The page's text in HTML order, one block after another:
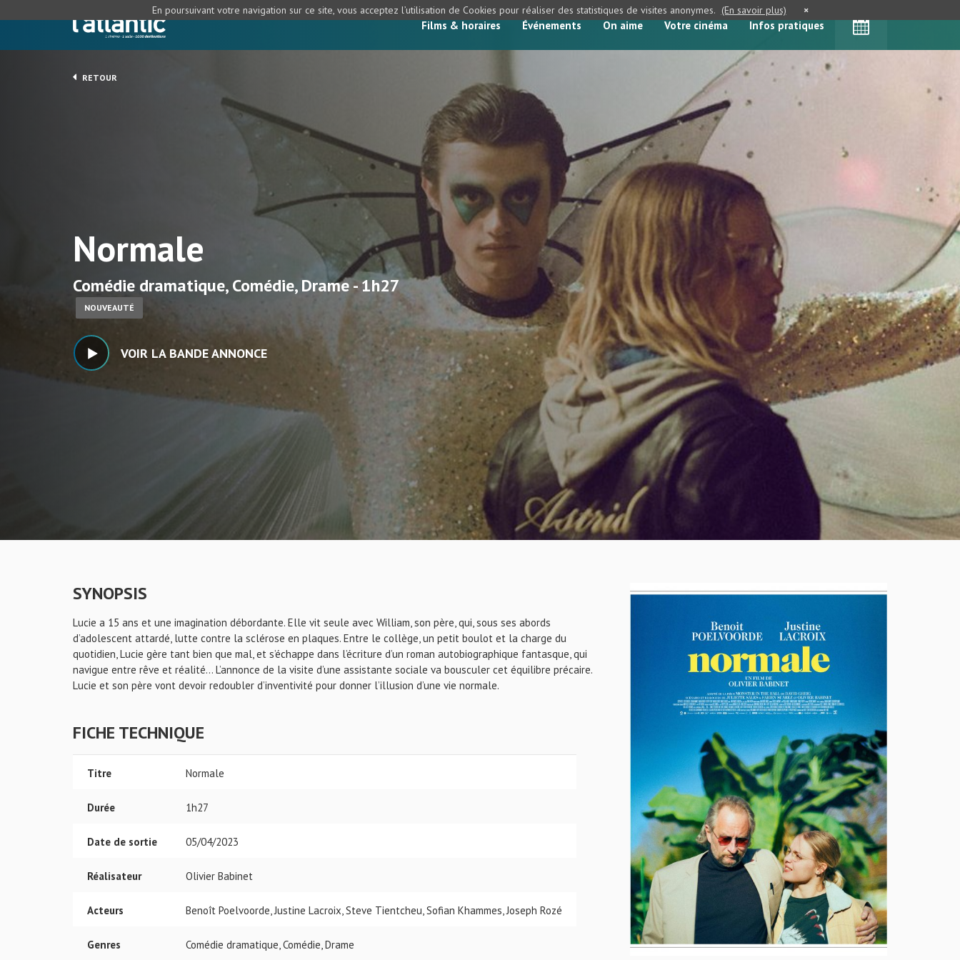
Films & horaires Événements On aime Votre cinéma Infos pratiques
RETOUR
Normale
Comédie dramatique, Comédie, Drame - 1h27
NOUVEAUTÉ
VOIR LA BANDE ANNONCE
SYNOPSIS
Lucie a 15 ans et une imagination débordante. Elle vit seule avec William, son père, qui, sous ses abords
d’adolescent attardé, lutte contre la sclérose en plaques. Entre le collège, un petit boulot et la charge du
quotidien, Lucie gère tant bien que mal, et s’échappe dans l’écriture d’un roman autobiographique fantasque, qui
navigue entre rêve et réalité… L’annonce de la visite d’une assistante sociale va bousculer cet équilibre précaire.
Lucie et son père vont devoir redoubler d’inventivité pour donner l’illusion d’une vie normale.
FICHE TECHNIQUE
Titre Normale
Durée 1h27
Date de sortie 05/04/2023
Réalisateur Olivier Babinet
Acteurs Benoît Poelvoorde, Justine Lacroix, Steve Tientcheu, Sofian Khammes, Joseph Rozé
Genres Comédie dramatique, Comédie, Drame
En poursuivant votre navigation sur ce site, vous acceptez l’utilisation de Cookies pour réaliser des statistiques de visites anonymes. (En savoir plus) ×